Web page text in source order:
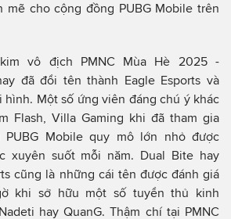
mẽ cho cộng đồng PUBG Mobile trên
vô địch PMNC Mùa Hè 2025 -
đã đổi tên thành Eagle Esports và
hình. Một số ứng viên đáng chú ý khác
Flash, Villa Gaming khi đã tham gia
PUBG Mobile quy mô lớn nhỏ được
xuyên suốt mỗi năm. Dual Bite hay
cũng là những cái tên được đánh giá
khi sở hữu một số tuyển thủ kinh
hay QuanG. Thậm chí tại PMNC